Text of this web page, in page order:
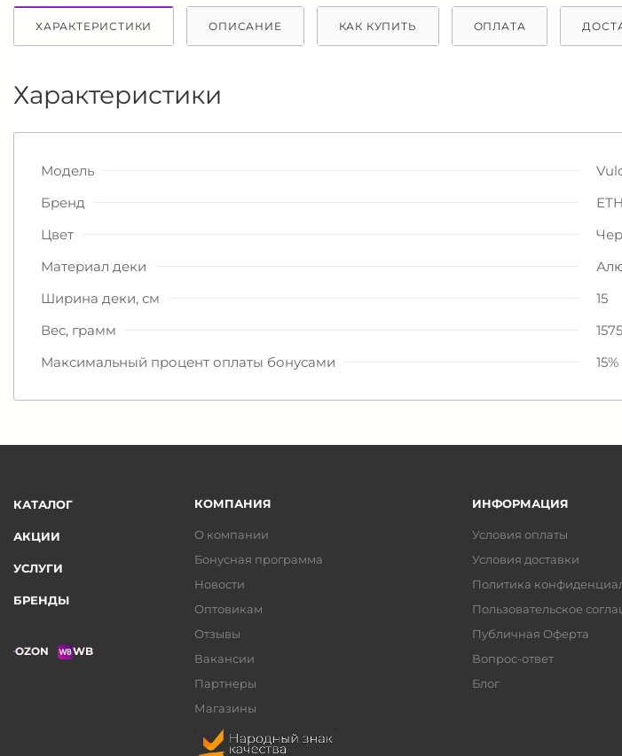
ХАРАКТЕРИСТИКИ ОПИСАНИЕ КАК КУПИТЬ ОПЛАТА
Характеристики
Модель
Бренд
Цвет
Материал деки
Ширина деки, см
15
Вес, грамм
1575
Максимальный процент оплаты бонусами
15%
КАТАЛОГ
АКЦИИ
УСЛУГИ
БРЕНДЫ
OZON WB
КОМПАНИЯ
О компании
Бонусная программа
Новости
Оптовикам
Отзывы
Вакансии
Партнеры
Магазины
ИНФОРМАЦИЯ
Условия оплаты
Условия доставки
Политика
Пользовательское
Публичная Оферта
Вопрос-ответ
Блог